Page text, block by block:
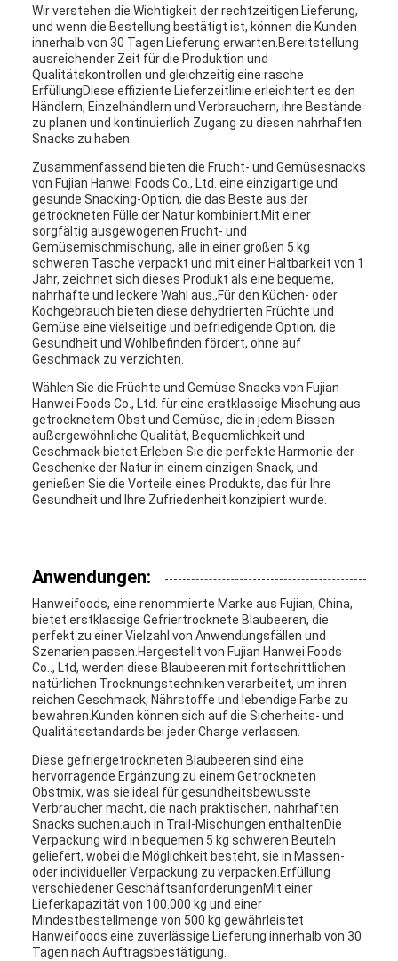
Wir verstehen die Wichtigkeit der rechtzeitigen Lieferung,
und wenn die Bestellung bestätigt ist, können die Kunden
innerhalb von 30 Tagen Lieferung erwarten.Bereitstellung
ausreichender Zeit für die Produktion und
Qualitätskontrollen und gleichzeitig eine rasche
ErfüllungDiese effiziente Lieferzeitlinie erleichtert es den
Händlern, Einzelhändlern und Verbrauchern, ihre Bestände
zu planen und kontinuierlich Zugang zu diesen nahrhaften
Snacks zu haben.
Zusammenfassend bieten die Frucht- und Gemüsesnacks
von Fujian Hanwei Foods Co., Ltd. eine einzigartige und
gesunde Snacking-Option, die das Beste aus der
getrockneten Fülle der Natur kombiniert.Mit einer
sorgfältig ausgewogenen Frucht- und
Gemüsemischmischung, alle in einer großen 5 kg
schweren Tasche verpackt und mit einer Haltbarkeit von 1
Jahr, zeichnet sich dieses Produkt als eine bequeme,
nahrhafte und leckere Wahl aus.,Für den Küchen- oder
Kochgebrauch bieten diese dehydrierten Früchte und
Gemüse eine vielseitige und befriedigende Option, die
Gesundheit und Wohlbefinden fördert, ohne auf
Geschmack zu verzichten.
Wählen Sie die Früchte und Gemüse Snacks von Fujian
Hanwei Foods Co., Ltd. für eine erstklassige Mischung aus
getrocknetem Obst und Gemüse, die in jedem Bissen
außergewöhnliche Qualität, Bequemlichkeit und
Geschmack bietet.Erleben Sie die perfekte Harmonie der
Geschenke der Natur in einem einzigen Snack, und
genießen Sie die Vorteile eines Produkts, das für Ihre
Gesundheit und Ihre Zufriedenheit konzipiert wurde.
Anwendungen:
Hanweifoods, eine renommierte Marke aus Fujian, China,
bietet erstklassige Gefriertrocknete Blaubeeren, die
perfekt zu einer Vielzahl von Anwendungsfällen und
Szenarien passen.Hergestellt von Fujian Hanwei Foods
Co.., Ltd, werden diese Blaubeeren mit fortschrittlichen
natürlichen Trocknungstechniken verarbeitet, um ihren
reichen Geschmack, Nährstoffe und lebendige Farbe zu
bewahren.Kunden können sich auf die Sicherheits- und
Qualitätsstandards bei jeder Charge verlassen.
Diese gefriergetrockneten Blaubeeren sind eine
hervorragende Ergänzung zu einem Getrockneten
Obstmix, was sie ideal für gesundheitsbewusste
Verbraucher macht, die nach praktischen, nahrhaften
Snacks suchen.auch in Trail-Mischungen enthaltenDie
Verpackung wird in bequemen 5 kg schweren Beuteln
geliefert, wobei die Möglichkeit besteht, sie in Massen-
oder individueller Verpackung zu verpacken.Erfüllung
verschiedener GeschäftsanforderungenMit einer
Lieferkapazität von 100.000 kg und einer
Mindestbestellmenge von 500 kg gewährleistet
Hanweifoods eine zuverlässige Lieferung innerhalb von 30
Tagen nach Auftragsbestätigung.